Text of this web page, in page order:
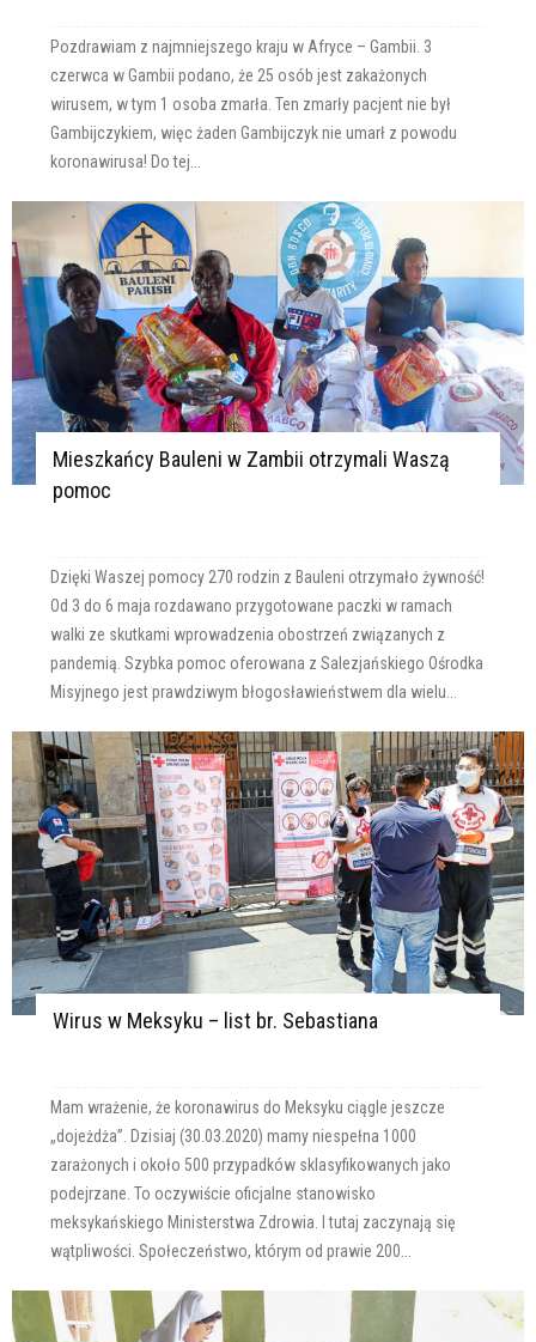
Pozdrawiam z najmniejszego kraju w Afryce – Gambii. 3
czerwca w Gambii podano, że 25 osób jest zakażonych
wirusem, w tym 1 osoba zmarła. Ten zmarły pacjent nie był
Gambijczykiem, więc żaden Gambijczyk nie umarł z powodu
koronawirusa! Do tej...
Mieszkańcy Bauleni w Zambii otrzymali Waszą
pomoc
Dzięki Waszej pomocy 270 rodzin z Bauleni otrzymało żywność!
Od 3 do 6 maja rozdawano przygotowane paczki w ramach
walki ze skutkami wprowadzenia obostrzeń związanych z
pandemią. Szybka pomoc oferowana z Salezjańskiego Ośrodka
Misyjnego jest prawdziwym błogosławieństwem dla wielu...
Wirus w Meksyku – list br. Sebastiana
Mam wrażenie, że koronawirus do Meksyku ciągle jeszcze
„dojeżdża”. Dzisiaj (30.03.2020) mamy niespełna 1000
zarażonych i około 500 przypadków sklasyfikowanych jako
podejrzane. To oczywiście oficjalne stanowisko
meksykańskiego Ministerstwa Zdrowia. I tutaj zaczynają się
wątpliwości. Społeczeństwo, którym od prawie 200...